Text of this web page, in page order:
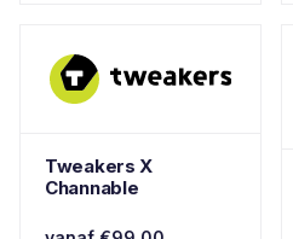
Tweakers X
Channable